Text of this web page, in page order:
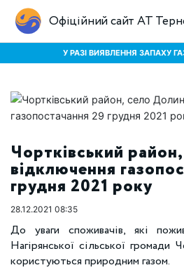
Офіційний сайт АТ
У РАЗІ ВИЯВЛЕННЯ ЗАПАХУ
Чортківський
відключення
грудня 2021 року
28.12.2021 08:35
До уваги споживачів, які
Нагірянської сільської громади
користуються природним газом.